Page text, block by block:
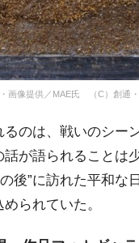
画像提供／MAE氏 （C）創通
のは、戦いのシー
が語られることは
後”に訪れた平和な
られていた。